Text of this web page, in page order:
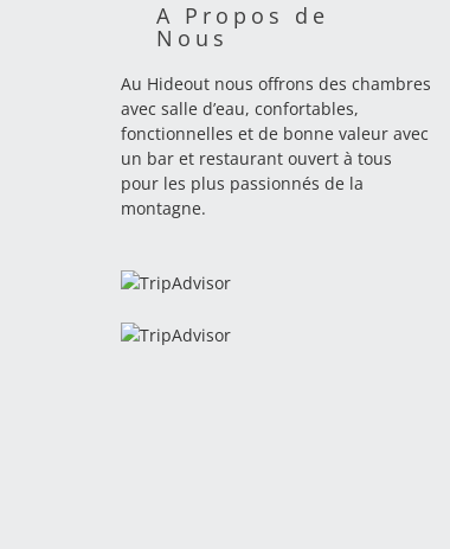
A Propos de
Nous
Au Hideout nous offrons des chambres
avec salle d’eau, confortables,
fonctionnelles et de bonne valeur avec
un bar et restaurant ouvert à tous
pour les plus passionnés de la
montagne.